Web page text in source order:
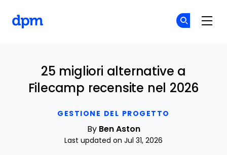
GESTIONE DEL PROGETTO
25 migliori alternative a
Filecamp recensite nel 2026
By Ben Aston
Last updated on Jul 31, 2026